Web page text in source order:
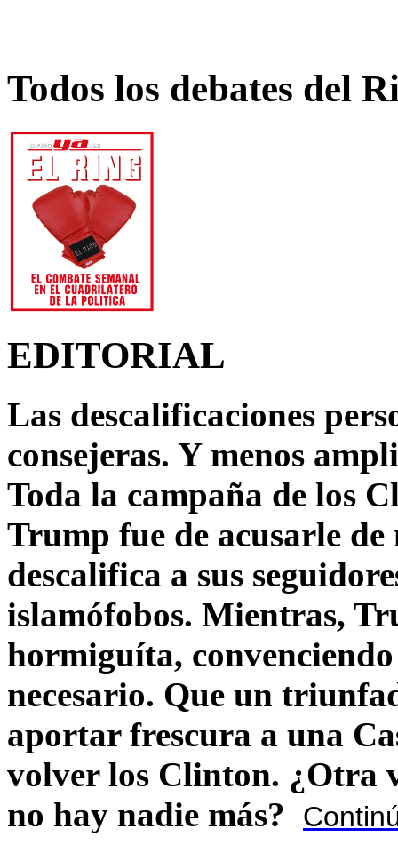
Todos los debates del
EDITORIAL
Las descalificaciones
consejeras. Y menos
Toda la campaña de los
Trump fue de acusarle
descalifica a sus
islamófobos. Mientras,
hormiguíta,
necesario. Que un
aportar frescura a una
volver los Clinton. ¿Otra
no hay nadie más?